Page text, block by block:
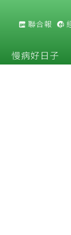
聯合報
慢病好日子